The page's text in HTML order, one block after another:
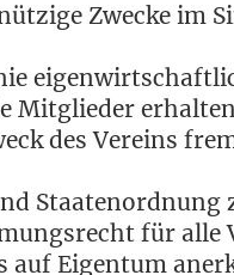
Zwe­cke im
Mit­glie­der
des Ver­eins
für
auf Eigen­tum